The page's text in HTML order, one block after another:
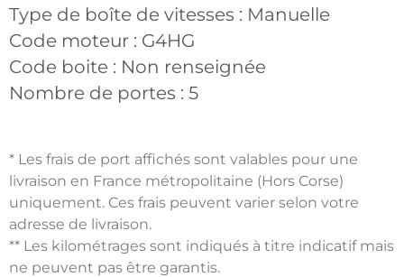
Type de boîte de vitesses : Manuelle
Code moteur : G4HG
Code boite : Non renseignée
Nombre de portes : 5
* Les frais de port affichés sont valables pour une
livraison en France métropolitaine (Hors Corse)
uniquement. Ces frais peuvent varier selon votre
adresse de livraison.
** Les kilométrages sont indiqués à titre indicatif mais
ne peuvent pas être garantis.